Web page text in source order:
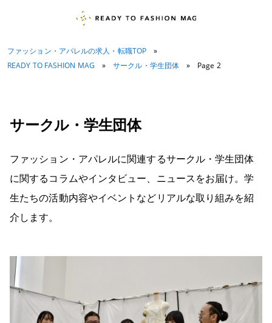
ファッション・アパレルの求人・転職TOP
»
READY TO FASHION MAG
» サークル・学生団体 » Page 2
サークル・学生団体
ファッション・アパレルに関連するサークル・学生団体
に関するコラムやインタビュー、ニュースをお届け。学
生たちの活動内容やイベントなどリアルな取り組みを紹
介します。